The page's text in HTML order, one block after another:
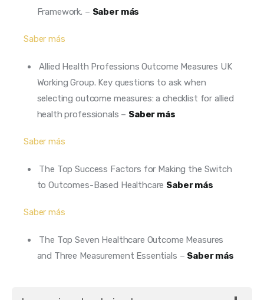
Framework. – Saber más
Saber más
Allied Health Professions Outcome Measures UK
Working Group. Key questions to ask when
selecting outcome measures: a checklist for allied
health professionals – Saber más
Saber más
The Top Success Factors for Making the Switch
to Outcomes-Based Healthcare Saber más
Saber más
The Top Seven Healthcare Outcome Measures
and Three Measurement Essentials – Saber más